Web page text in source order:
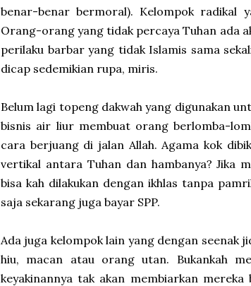
benar-benar bermoral). Kelompok radikal
Orang-orang yang tidak percaya Tuhan ada
perilaku barbar yang tidak Islamis sama
dicap sedemikian rupa, miris.
Belum lagi topeng dakwah yang digunakan
bisnis air liur membuat orang berlomba-
cara berjuang di jalan Allah. Agama kok
vertikal antara Tuhan dan hambanya? Jika
bisa kah dilakukan dengan ikhlas tanpa
saja sekarang juga bayar SPP.
Ada juga kelompok lain yang dengan seenak
hiu, macan atau orang utan. Bukankah
keyakinannya tak akan membiarkan